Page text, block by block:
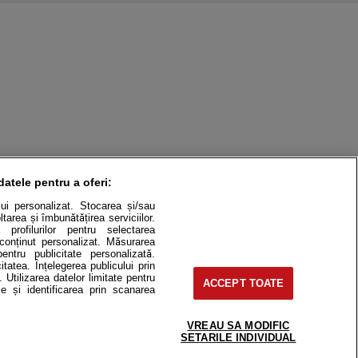
Cât costă?
pentru a oferi:
personalizat. Stocarea și/sau
și îmbunătățirea serviciilor.
profilurilor pentru selectarea
personalizat. Măsurarea
publicitate personalizată.
Înțelegerea publicului prin
datelor limitate pentru
și identificarea prin scanarea
ACCEPT TOATE
VREAU SA MODIFIC
SETARILE INDIVIDUAL